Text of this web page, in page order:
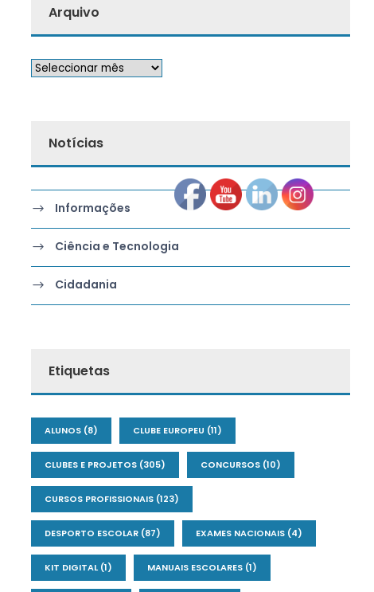
Arquivo
Notícias
Informações
Ciência e Tecnologia
Cidadania
Etiquetas
ALUNOS(8) CLUBE EUROPEU (11)
CLUBES E PROJETOS(305) CONCURSOS(10)
CURSOS PROFISSIONAIS(123)
DESPORTO ESCOLAR(87) EXAMES NACIONAIS(4)
KIT DIGITAL(1) MANUAIS ESCOLARES(1)